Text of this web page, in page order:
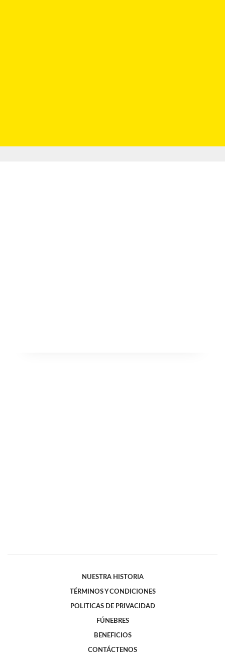
NUESTRA HISTORIA
TÉRMINOS Y CONDICIONES
POLITICAS DE PRIVACIDAD
FÚNEBRES
BENEFICIOS
CONTÁCTENOS